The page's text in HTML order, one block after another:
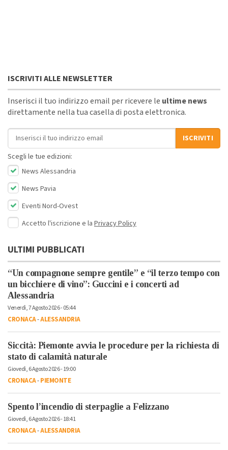
ISCRIVITI ALLE NEWSLETTER
Inserisci il tuo indirizzo email per ricevere le ultime news
direttamente nella tua casella di posta elettronica.
Indirizzo email
ISCRIVITI
Scegli le tue edizioni:
News Alessandria
News Pavia
Eventi Nord-Ovest
Accetto l'iscrizione e la Privacy Policy
ULTIMI PUBBLICATI
“Un compagnone sempre gentile” e “il terzo tempo con
un bicchiere di vino”: Guccini e i concerti ad
Alessandria
Venerdì, 7 Agosto 2026 - 05:44
CRONACA-ALESSANDRIA
Siccità: Piemonte avvia le procedure per la richiesta di
stato di calamità naturale
Giovedì, 6 Agosto 2026 - 19:00
CRONACA-PIEMONTE
Spento l’incendio di sterpaglie a Felizzano
Giovedì, 6 Agosto 2026 - 18:41
CRONACA-ALESSANDRIA